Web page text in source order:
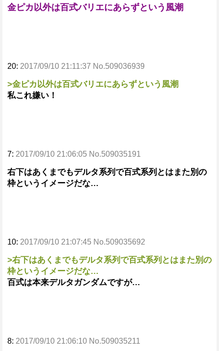
金ピカ以外は百式バリエにあらずという風潮
20: 2017/09/10 21:11:37 No.509036939
>金ピカ以外は百式バリエにあらずという風潮
私これ嫌い！
7: 2017/09/10 21:06:05 No.509035191
右下はあくまでもデルタ系列で百式系列とはまた別の
枠というイメージだな…
10: 2017/09/10 21:07:45 No.509035692
>右下はあくまでもデルタ系列で百式系列とはまた別の
枠というイメージだな…
百式は本来デルタガンダムですが…
8: 2017/09/10 21:06:10 No.509035211